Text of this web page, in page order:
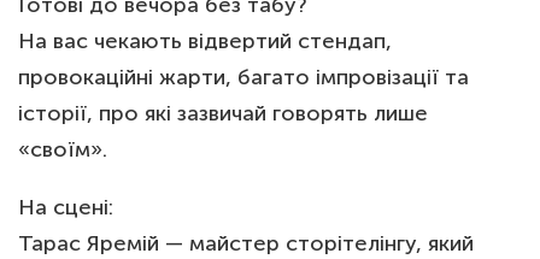
На вас чекають відвертий стендап,
провокаційні жарти, багато імпровізації та
історії, про які зазвичай говорять лише
«своїм».
На сцені:
Тарас Яремій — майстер сторітелінгу, який